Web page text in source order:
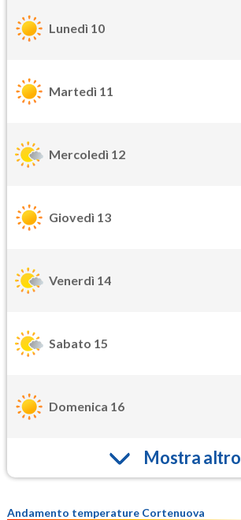
Lunedì 10
Martedì 11
Mercoledì 12
Giovedì 13
Venerdì 14
Sabato 15
Domenica 16
Mostra altro
Andamento temperature Cortenuova